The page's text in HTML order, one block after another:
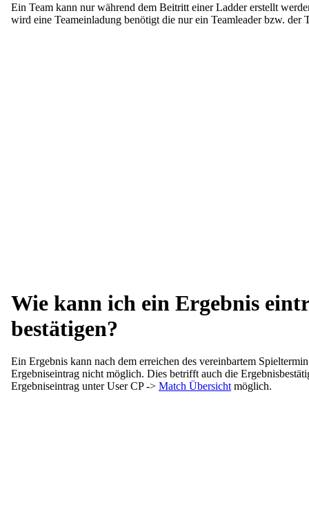
Ein Team kann nur während dem Beitritt einer Ladder erstellt
wird eine Teameinladung benötigt die nur ein Teamleader bzw. der
Wie kann ich ein Ergebnis
bestätigen?
Ein Ergebnis kann nach dem erreichen des vereinbartem
Ergebniseintrag nicht möglich. Dies betrifft auch die
Ergebniseintrag unter User CP -> Match Übersicht möglich.